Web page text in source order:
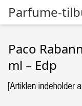
Parfume-
Paco
ml – Edp